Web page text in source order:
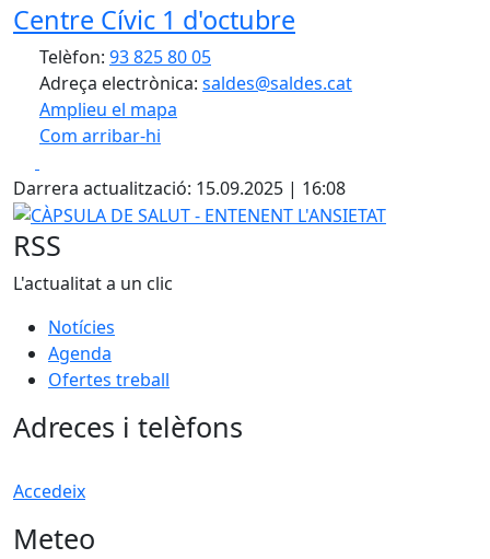
Centre Cívic 1 d'octubre
Telèfon: 93 825 80 05
Adreça electrònica: saldes@saldes.cat
Amplieu el mapa
Com arribar-hi
+
−
Darrera actualització: 15.09.2025 | 16:08
CÀPSULA DE SALUT - ENTENENT L'ANSIETAT
RSS
L'actualitat a un clic
Notícies
Agenda
Ofertes treball
Adreces i telèfons
Accedeix
Meteo